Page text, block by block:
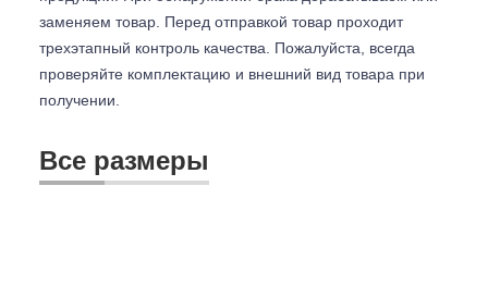
заменяем товар. Перед отправкой товар проходит
трехэтапный контроль качества. Пожалуйста, всегда
проверяйте комплектацию и внешний вид товара при
получении.
Все размеры